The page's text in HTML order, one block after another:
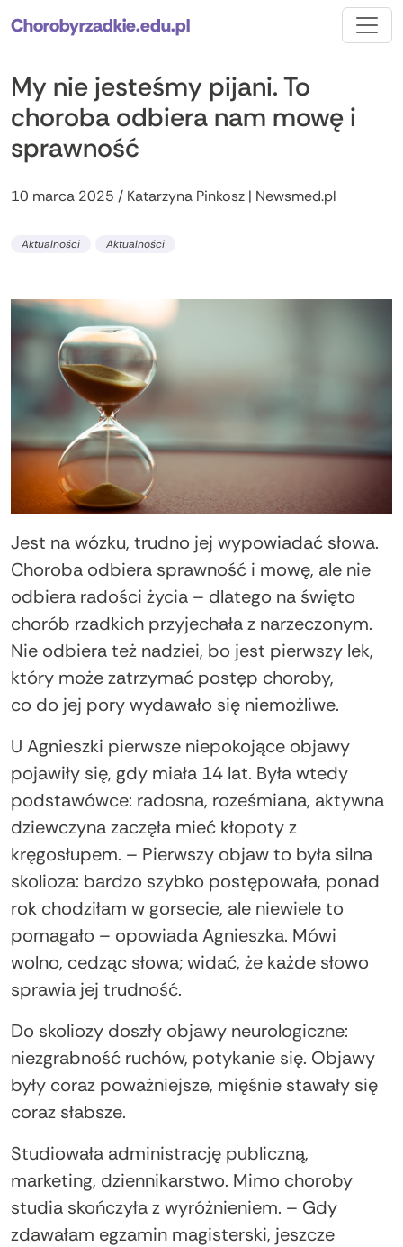
Chorobyrzadkie.edu.pl
My nie jesteśmy pijani. To
choroba odbiera nam mowę i
sprawność
10 marca 2025 / Katarzyna Pinkosz | Newsmed.pl
Aktualności Aktualności
Jest na wózku, trudno jej wypowiadać słowa.
Choroba odbiera sprawność i mowę, ale nie
odbiera radości życia – dlatego na święto
chorób rzadkich przyjechała z narzeczonym.
Nie odbiera też nadziei, bo jest pierwszy lek,
który może zatrzymać postęp choroby,
co do jej pory wydawało się niemożliwe.
U Agnieszki pierwsze niepokojące objawy
pojawiły się, gdy miała 14 lat. Była wtedy
podstawówce: radosna, roześmiana, aktywna
dziewczyna zaczęła mieć kłopoty z
kręgosłupem. – Pierwszy objaw to była silna
skolioza: bardzo szybko postępowała, ponad
rok chodziłam w gorsecie, ale niewiele to
pomagało – opowiada Agnieszka. Mówi
wolno, cedząc słowa; widać, że każde słowo
sprawia jej trudność.
Do skoliozy doszły objawy neurologiczne:
niezgrabność ruchów, potykanie się. Objawy
były coraz poważniejsze, mięśnie stawały się
coraz słabsze.
Studiowała administrację publiczną,
marketing, dziennikarstwo. Mimo choroby
studia skończyła z wyróżnieniem. – Gdy
zdawałam egzamin magisterski, jeszcze